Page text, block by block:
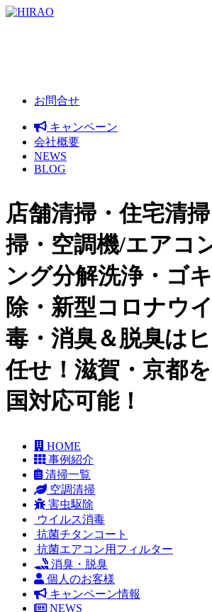
お問合せ
キャンペーン
会社概要
NEWS
BLOG
店舗清掃・住宅清
掃・空調機/エアコ
ング分解洗浄・ゴ
除・新型コロナウ
毒・消臭＆脱臭は
任せ！滋賀・京都
国対応可能！
HOME
事例紹介
清掃一覧
空調清掃
害虫駆除
ウイルス消毒
抗菌チタンコート
抗菌エアコン用フィルター
消臭・脱臭
個人のお客様
キャンペーン情報
NEWS